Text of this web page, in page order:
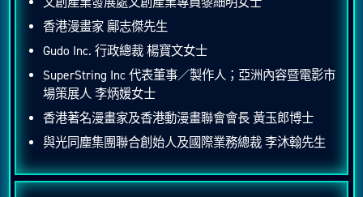
香港漫畫家 鄺志傑先生
Gudo Inc. 行政總裁 楊寶文女士
SuperString Inc 代表董事／製作人；亞洲內容暨電影市
場策展人 李炳媛女士
香港著名漫畫家及香港動漫畫聯會會長 黃玉郎博士
與光同塵集團聯合創始人及國際業務總裁 李沐翰先生